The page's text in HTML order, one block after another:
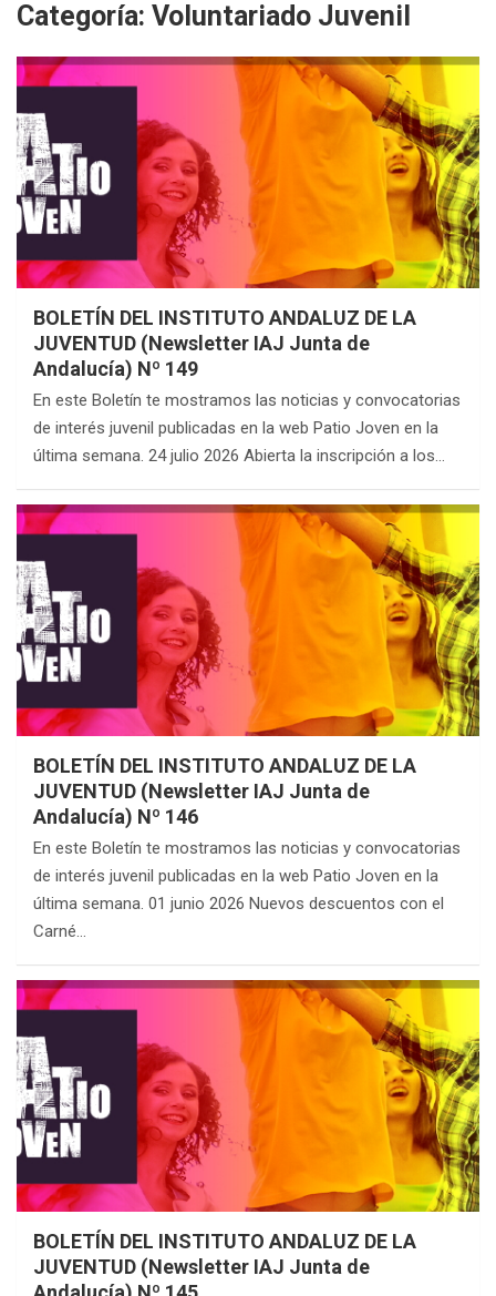
Categoría: Voluntariado Juvenil
BOLETÍN DEL INSTITUTO ANDALUZ DE LA
JUVENTUD (Newsletter IAJ Junta de
Andalucía) Nº 149
En este Boletín te mostramos las noticias y convocatorias
de interés juvenil publicadas en la web Patio Joven en la
última semana. 24 julio 2026 Abierta la inscripción a los…
BOLETÍN DEL INSTITUTO ANDALUZ DE LA
JUVENTUD (Newsletter IAJ Junta de
Andalucía) Nº 146
En este Boletín te mostramos las noticias y convocatorias
de interés juvenil publicadas en la web Patio Joven en la
última semana. 01 junio 2026 Nuevos descuentos con el
Carné…
BOLETÍN DEL INSTITUTO ANDALUZ DE LA
JUVENTUD (Newsletter IAJ Junta de